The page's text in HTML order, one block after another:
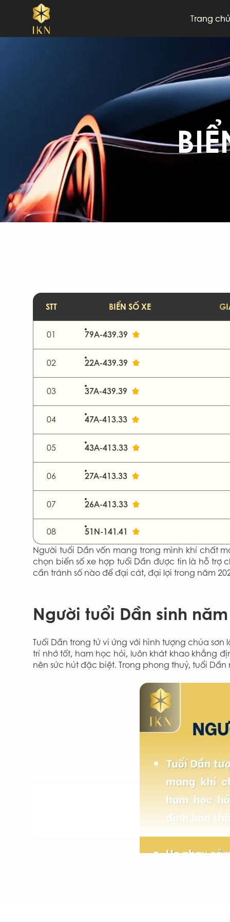
Trang chủ
BIỂN SỐ HỢP MỆNH
Kim
BIỂN SỐ HỢP TUỔI
Tý Sửu Dần
BIỂN SỐ THEO TỈNH
STT BIỂN SỐ XE
01 79A-439.39
02 22A-439.39
03 37A-439.39
04 47A-413.33
05 43A-413.33
06 27A-413.33
07 26A-413.33
08 51N-141.41
Người tuổi Dần vốn mang trong mình khí chất
chọn biển số xe hợp tuổi Dần được tin là hỗ trợ
cần tránh số nào để đại cát, đại lợi trong năm
Người tuổi Dần sinh
Tuổi Dần trong tử vi ứng với hình tượng chúa
trí nhớ tốt, ham học hỏi, luôn khát khao khẳng
nên sức hút đặc biệt. Trong phong thuỷ, tuổi